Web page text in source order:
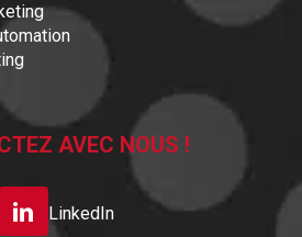
AVEC NOUS !
LinkedIn